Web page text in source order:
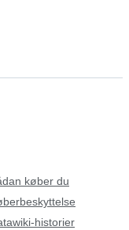
køber du
historier